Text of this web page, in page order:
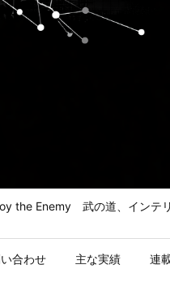
the Enemy 武の道、インテ
合わせ 主な実績 連